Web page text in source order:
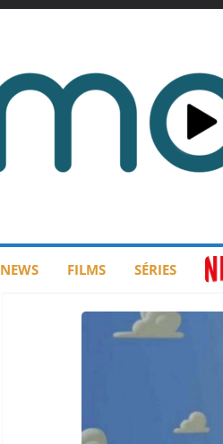
NEWS FILMS SÉRIES